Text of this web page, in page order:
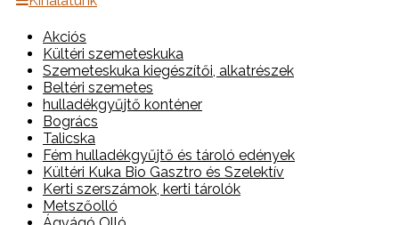
Akciós
Kültéri szemeteskuka
Szemeteskuka kiegészítői, alkatrészek
Beltéri szemetes
hulladékgyűjtő konténer
Bogrács
Talicska
Fém hulladékgyűjtő és tároló edények
Kültéri Kuka Bio Gasztro és Szelektív
Kerti szerszámok, kerti tárolók
Metszőolló